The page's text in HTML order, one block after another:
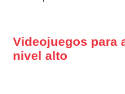
Videojuegos para
nivel alto